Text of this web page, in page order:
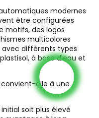
modernes
être configurées
motifs, des logos
multicolores
différents types
à base d'eau et
elle à une
soit plus élevé